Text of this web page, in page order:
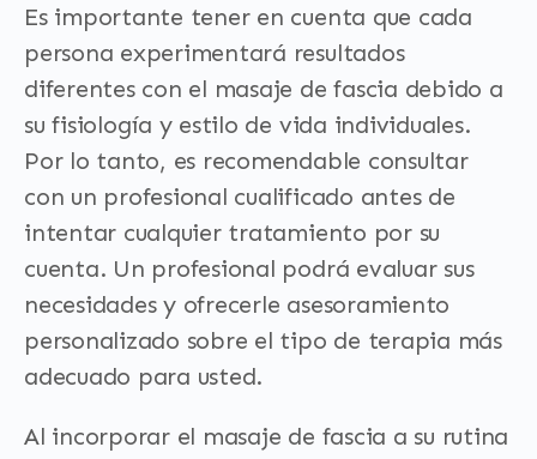
Es importante tener en cuenta que cada
persona experimentará resultados
diferentes con el masaje de fascia debido a
su fisiología y estilo de vida individuales.
Por lo tanto, es recomendable consultar
con un profesional cualificado antes de
intentar cualquier tratamiento por su
cuenta. Un profesional podrá evaluar sus
necesidades y ofrecerle asesoramiento
personalizado sobre el tipo de terapia más
adecuado para usted.
Al incorporar el masaje de fascia a su rutina